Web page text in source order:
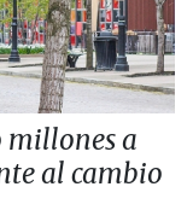
millones a
al cambio